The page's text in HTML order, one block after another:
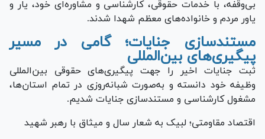
بی‌وقفه، با خدمات حقوقی، کارشناسی و مشاوره‌ای خود، یار و
یاور مردم و خانواده‌های معظم شهدا شدند.
مستندسازی جنایات؛ گامی در مسیر
پیگیری‌های بین‌المللی
ثبت جنایات اخیر را جهت پیگیری‌های حقوقی بین‌المللی
وظیفه خود دانسته و به‌صورت شبانه‌روزی در تمام استان‌ها،
مشغول کارشناسی و مستندسازی جنایات شدیم.
اقتصاد مقاومتی؛ لبیک به شعار سال و میثاق با رهبر شهید